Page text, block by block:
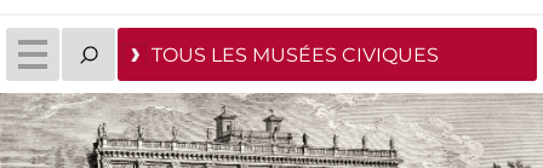
TOUS LES MUSÉES CIVIQUES